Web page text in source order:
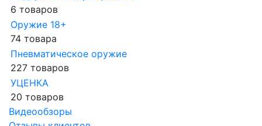
6 товаров
Оружие 18+
74 товара
Пневматическое оружие
227 товаров
УЦЕНКА
20 товаров
Видеообзоры